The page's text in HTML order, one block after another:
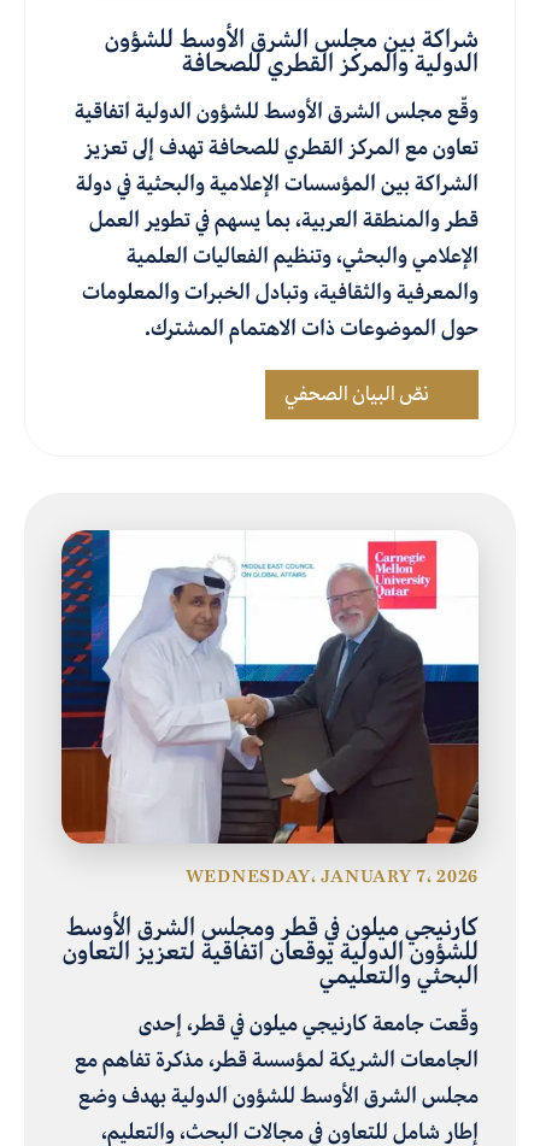
شراكة بين مجلس الشرق الأوسط للشؤون
الدولية والمركز القطري للصحافة
وقّع مجلس الشرق الأوسط للشؤون الدولية اتفاقية
تعاون مع المركز القطري للصحافة تهدف إلى تعزيز
الشراكة بين المؤسسات الإعلامية والبحثية في دولة
قطر والمنطقة العربية، بما يسهم في تطوير العمل
الإعلامي والبحثي، وتنظيم الفعاليات العلمية
والمعرفية والثقافية، وتبادل الخبرات والمعلومات
حول الموضوعات ذات الاهتمام المشترك.
نصّ البيان الصحفي
WEDNESDAY، JANUARY 7، 2026
كارنيجي ميلون في قطر ومجلس الشرق الأوسط
للشؤون الدولية يوقعان اتفاقية لتعزيز التعاون
البحثي والتعليمي
وقّعت جامعة كارنيجي ميلون في قطر، إحدى
الجامعات الشريكة لمؤسسة قطر، مذكرة تفاهم مع
مجلس الشرق الأوسط للشؤون الدولية بهدف وضع
إطار شامل للتعاون في مجالات البحث، والتعليم،